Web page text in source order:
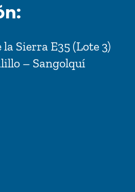
Sierra E35 (Lote 3)
– Sangolquí